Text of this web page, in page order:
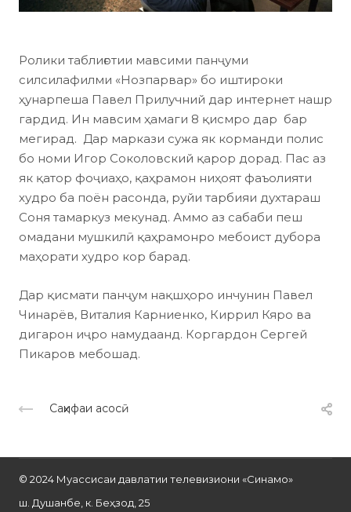
Ролики таблиғотии мавсими панҷуми
силсилафилми «Нозпарвар» бо иштироки
ҳунарпеша Павел Прилучний дар интернет нашр
гардид. Ин мавсим ҳамаги 8 қисмро дар бар
мегирад. Дар маркази сужа як корманди полис
бо номи Игор Соколовский қарор дорад. Пас аз
як қатор фоҷиаҳо, қаҳрамон ниҳоят фаъолияти
худро ба поён расонда, руйи тарбияи духтараш
Соня тамаркуз мекунад. Аммо аз сабаби пеш
омадани мушкилӣ қаҳрамонро мебоист дубора
маҳорати худро кор барад.
Дар қисмати панҷум нақшҳоро инчунин Павел
Чинарёв, Виталия Карниенко, Киррил Кяро ва
дигарон иҷро намудаанд. Коргардон Сергей
Пикаров мебошад.
Саҳифаи асосӣ
© 2024 Муассисаи давлатии телевизиони «Синамо»
ш. Душанбе, к. Беҳзод, 25